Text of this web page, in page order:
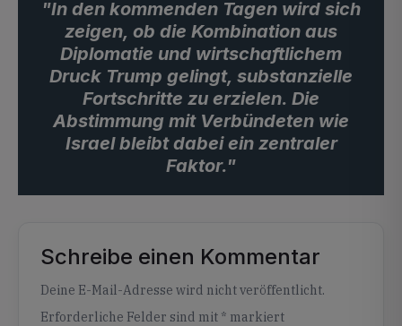
"In den kommenden Tagen wird sich
zeigen, ob die Kombination aus
Diplomatie und wirtschaftlichem
Druck Trump gelingt, substanzielle
Fortschritte zu erzielen. Die
Abstimmung mit Verbündeten wie
Israel bleibt dabei ein zentraler
Faktor."
Schreibe einen Kommentar
Deine E-Mail-Adresse wird nicht veröffentlicht.
Erforderliche Felder sind mit * markiert
Alternative: